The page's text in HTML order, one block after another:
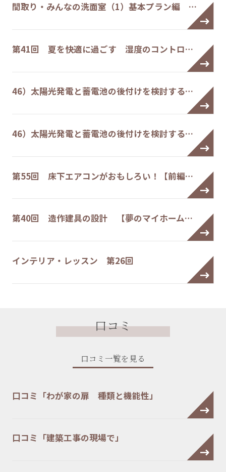
間取り・みんなの洗面室（1）基本プラン編 …
第41回 夏を快適に過ごす 湿度のコントロ…
46）太陽光発電と蓄電池の後付けを検討する…
46）太陽光発電と蓄電池の後付けを検討する…
第55回 床下エアコンがおもしろい！【前編…
第40回 造作建具の設計 【夢のマイホーム…
インテリア・レッスン 第26回
口コミ
口コミ一覧を見る
口コミ「わが家の扉 種類と機能性」
口コミ「建築工事の現場で」